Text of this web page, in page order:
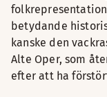
betydande
kanske den
Alte Oper, som
efter att ha